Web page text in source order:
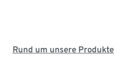
Rund um unsere Produkte